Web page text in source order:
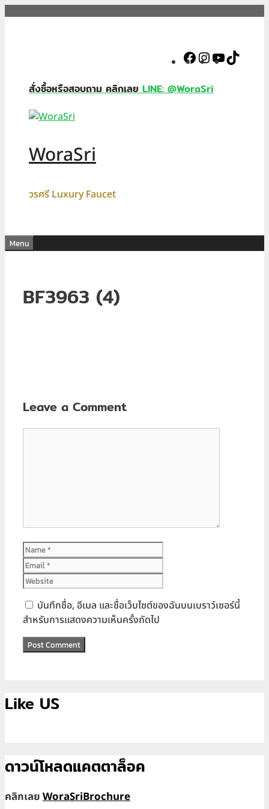
Facebook
Instagram
YouTube
สั่งซื้อหรือสอบถาม คลิกเลยLINE: @WoraSri
WoraSri
วรศรี Luxury Faucet
Menu
BF3963 (4)
Leave a Comment
Name
บันทึกชื่อ, อีเมล และชื่อเว็บไซต์ของฉันบนเบราว์เซอร์นี้
สำหรับการแสดงความเห็นครั้งถัดไป
Like US
ดาวน์โหลดแคตตาล็อค
คลิกเลยWoraSriBrochure